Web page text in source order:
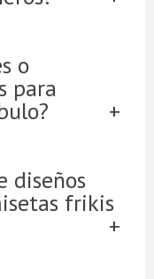
o
para
diseños
frikis